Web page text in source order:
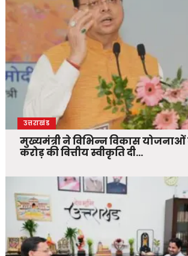
उत्तराखंड
मुख्यमंत्री ने विभिन्न विकास
करोड़ की वित्तीय स्वीकृति दी…